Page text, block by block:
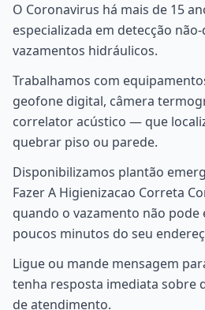
O Coronavirus há mais de 15
especializada em detecção
vazamentos hidráulicos.
Trabalhamos com
geofone digital, câmera
correlator acústico — que
quebrar piso ou parede.
Disponibilizamos plantão
Fazer A Higienizacao Correta
quando o vazamento não pode
poucos minutos do seu
Ligue ou mande mensagem
tenha resposta imediata sobre
de atendimento.